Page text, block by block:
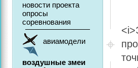
новости проекта
опросы
соревнования
авиамодели
воздушные змеи